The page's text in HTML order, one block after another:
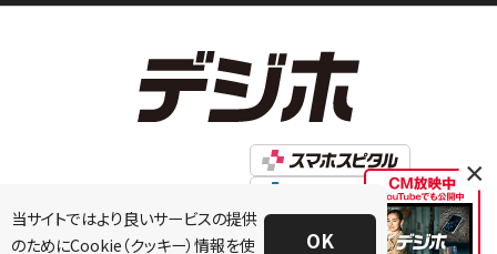
×
当サイトではより良いサービスの提供
のためにCookie（クッキー）情報を使
OK